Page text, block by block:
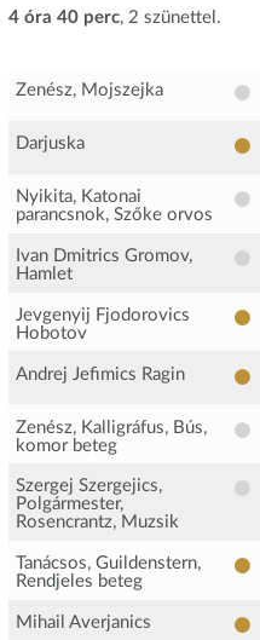
4 óra 40 perc, 2 szünettel.
Zenész, Mojszejka
Darjuska
Nyikita, Katonai
parancsnok, Szőke orvos
Ivan Dmitrics Gromov,
Hamlet
Jevgenyij Fjodorovics
Hobotov
Andrej Jefimics Ragin
Zenész, Kalligráfus, Bús,
komor beteg
Szergej Szergejics,
Polgármester,
Rosencrantz, Muzsik
Tanácsos, Guildenstern,
Rendjeles beteg
Mihail Averjanics